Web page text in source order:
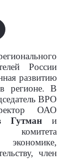
России
развитию
регионе. В
ВРО
ОАО
Гутман и
комитета
член